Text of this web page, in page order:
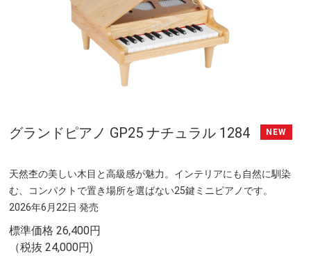
グランドピアノ GP25 ナチュラル 1284 NEW
天然杢の美しい木目と高級感が魅力。インテリアにも自然に馴染
む、コンパクトで置き場所を選ばない25鍵ミニピアノです。
2026年6月22日 発売
標準価格 26,400円
（税抜 24,000円)